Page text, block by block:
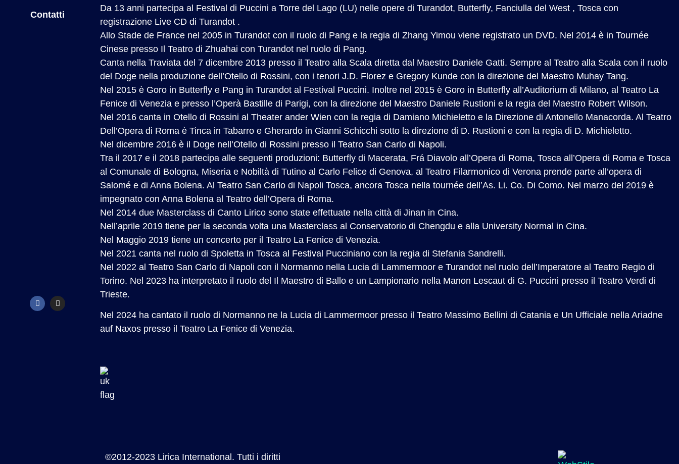
Contatti
Da 13 anni partecipa al Festival di Puccini a Torre del Lago (LU) nelle opere di Turandot, Butterfly, Fanciulla del West , Tosca con
registrazione Live CD di Turandot .
Allo Stade de France nel 2005 in Turandot con il ruolo di Pang e la regia di Zhang Yimou viene registrato un DVD. Nel 2014 è in Tournée
Cinese presso Il Teatro di Zhuahai con Turandot nel ruolo di Pang.
Canta nella Traviata del 7 dicembre 2013 presso il Teatro alla Scala diretta dal Maestro Daniele Gatti. Sempre al Teatro alla Scala con il ruolo
del Doge nella produzione dell’Otello di Rossini, con i tenori J.D. Florez e Gregory Kunde con la direzione del Maestro Muhay Tang.
Nel 2015 è Goro in Butterfly e Pang in Turandot al Festival Puccini. Inoltre nel 2015 è Goro in Butterfly all’Auditorium di Milano, al Teatro La
Fenice di Venezia e presso l’Operà Bastille di Parigi, con la direzione del Maestro Daniele Rustioni e la regia del Maestro Robert Wilson.
Nel 2016 canta in Otello di Rossini al Theater ander Wien con la regia di Damiano Michieletto e la Direzione di Antonello Manacorda. Al Teatro
Dell’Opera di Roma è Tinca in Tabarro e Gherardo in Gianni Schicchi sotto la direzione di D. Rustioni e con la regia di D. Michieletto.
Nel dicembre 2016 è il Doge nell’Otello di Rossini presso il Teatro San Carlo di Napoli.
Tra il 2017 e il 2018 partecipa alle seguenti produzioni: Butterfly di Macerata, Frá Diavolo all’Opera di Roma, Tosca all’Opera di Roma e Tosca
al Comunale di Bologna, Miseria e Nobiltà di Tutino al Carlo Felice di Genova, al Teatro Filarmonico di Verona prende parte all’opera di
Salomé e di Anna Bolena. Al Teatro San Carlo di Napoli Tosca, ancora Tosca nella tournée dell’As. Li. Co. Di Como. Nel marzo del 2019 è
impegnato con Anna Bolena al Teatro dell’Opera di Roma.
Nel 2014 due Masterclass di Canto Lirico sono state effettuate nella città di Jinan in Cina.
Nell’aprile 2019 tiene per la seconda volta una Masterclass al Conservatorio di Chengdu e alla University Normal in Cina.
Nel Maggio 2019 tiene un concerto per il Teatro La Fenice di Venezia.
Nel 2021 canta nel ruolo di Spoletta in Tosca al Festival Pucciniano con la regia di Stefania Sandrelli.
Nel 2022 al Teatro San Carlo di Napoli con il Normanno nella Lucia di Lammermoor e Turandot nel ruolo dell’Imperatore al Teatro Regio di
Torino. Nel 2023 ha interpretato il ruolo del Il Maestro di Ballo e un Lampionario nella Manon Lescaut di G. Puccini presso il Teatro Verdi di
Trieste.
Nel 2024 ha cantato il ruolo di Normanno ne la Lucia di Lammermoor presso il Teatro Massimo Bellini di Catania e Un Ufficiale nella Ariadne
auf Naxos presso il Teatro La Fenice di Venezia.
©2012-2023 Lirica International. Tutti i diritti